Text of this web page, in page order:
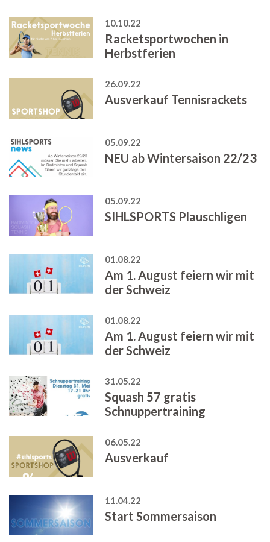
10.10.22
Racketsportwochen in
Herbstferien
26.09.22
Ausverkauf Tennisrackets
05.09.22
NEU ab Wintersaison 22/23
05.09.22
SIHLSPORTS Plauschligen
01.08.22
Am 1. August feiern wir mit
der Schweiz
01.08.22
Am 1. August feiern wir mit
der Schweiz
31.05.22
Squash 57 gratis
Schnuppertraining
06.05.22
Ausverkauf
11.04.22
Start Sommersaison